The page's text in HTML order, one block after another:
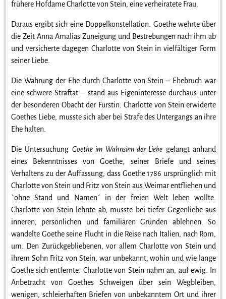
frühere Hofdame Charlotte von Stein, eine verheiratete Frau.
Daraus ergibt sich eine Doppelkonstellation. Goethe wehrte über
die Zeit Anna Amalias Zuneigung und Bestrebungen nach ihm ab
und versicherte dagegen Charlotte von Stein in vielfältiger Form
seiner Liebe.
Die Wahrung der Ehe durch Charlotte von Stein – Ehebruch war
eine schwere Straftat – stand aus Eigeninteresse durchaus unter
der besonderen Obacht der Fürstin. Charlotte von Stein erwiderte
Goethes Liebe, musste sich aber bei Strafe des Untergangs an ihre
Ehe halten.
Die Untersuchung Goethe im Wahnsinn der Liebe gelangt anhand
eines Bekenntnisses von Goethe, seiner Briefe und seines
Verhaltens zu der Auffassung, dass Goethe 1786 ursprünglich mit
Charlotte von Stein und Fritz von Stein aus Weimar entfliehen und
`ohne Stand und Namen´ in der freien Welt leben wollte.
Charlotte von Stein lehnte ab, musste bei tiefer Gegenliebe aus
inneren, persönlichen und familiären Gründen ablehnen. So
wandelte Goethe seine Flucht in die Reise nach Italien, nach Rom,
um. Den Zurückgebliebenen, vor allem Charlotte von Stein und
ihrem Sohn Fritz von Stein, war unbekannt, wohin und wie lange
Goethe sich entfernte. Charlotte von Stein nahm an, auf ewig. In
Anbetracht von Goethes Schweigen über sein Wegbleiben,
wenigen, schleierhaften Briefen von unbekanntem Ort und ihrer